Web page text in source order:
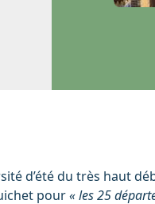
d’été du très haut
pour« les 25